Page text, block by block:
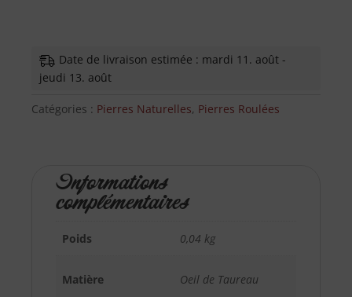
Date de livraison estimée : mardi 11. août -
jeudi 13. août
Catégories : Pierres Naturelles, Pierres Roulées
Informations
complémentaires
Poids 0,04 kg
Matière Oeil de Taureau